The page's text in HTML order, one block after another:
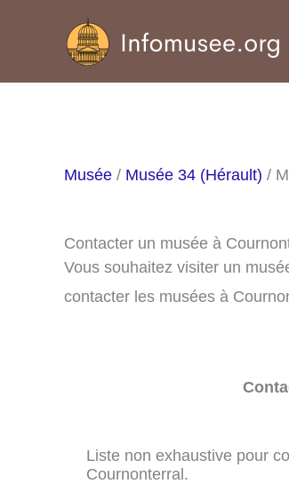
Musée / Musée 34 (Hérault) /
Contacter un musée à
Vous souhaitez visiter un
contacter les musées à
Liste non exhaustive pour
Cournonterral.